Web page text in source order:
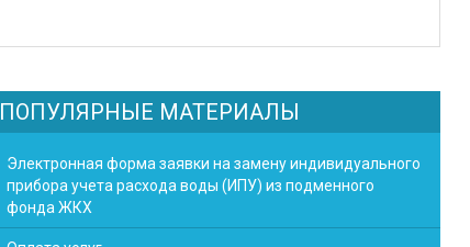
ПОПУЛЯРНЫЕ МАТЕРИАЛЫ
Электронная форма заявки на замену индивидуального
прибора учета расхода воды (ИПУ) из подменного
фонда ЖКХ